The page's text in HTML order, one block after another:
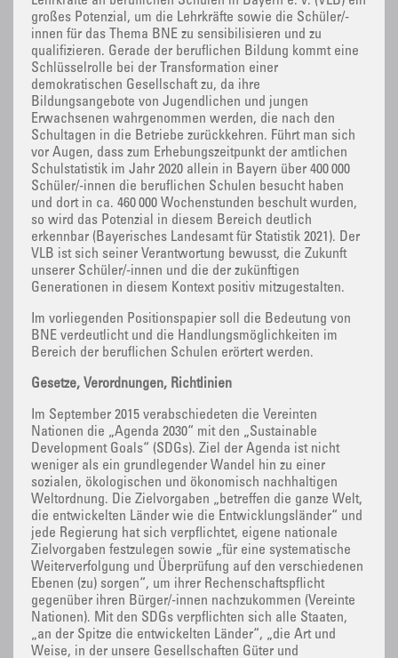
großes Potenzial, um die Lehrkräfte sowie die Schüler/-
innen für das Thema BNE zu sensibilisieren und zu
qualifizieren. Gerade der beruflichen Bildung kommt eine
Schlüsselrolle bei der Transformation einer
demokratischen Gesellschaft zu, da ihre
Bildungsangebote von Jugendlichen und jungen
Erwachsenen wahrgenommen werden, die nach den
Schultagen in die Betriebe zurückkehren. Führt man sich
vor Augen, dass zum Erhebungszeitpunkt der amtlichen
Schulstatistik im Jahr 2020 allein in Bayern über 400 000
Schüler/-innen die beruflichen Schulen besucht haben
und dort in ca. 460 000 Wochenstunden beschult wurden,
so wird das Potenzial in diesem Bereich deutlich
erkennbar (Bayerisches Landesamt für Statistik 2021). Der
VLB ist sich seiner Verantwortung bewusst, die Zukunft
unserer Schüler/-innen und die der zukünftigen
Generationen in diesem Kontext positiv mitzugestalten.
Im vorliegenden Positionspapier soll die Bedeutung von
BNE verdeutlicht und die Handlungsmöglichkeiten im
Bereich der beruflichen Schulen erörtert werden.
Gesetze, Verordnungen, Richtlinien
Im September 2015 verabschiedeten die Vereinten
Nationen die „Agenda 2030“ mit den „Sustainable
Development Goals“ (SDGs). Ziel der Agenda ist nicht
weniger als ein grundlegender Wandel hin zu einer
sozialen, ökologischen und ökonomisch nachhaltigen
Weltordnung. Die Zielvorgaben „betreffen die ganze Welt,
die entwickelten Länder wie die Entwicklungsländer“ und
jede Regierung hat sich verpflichtet, eigene nationale
Zielvorgaben festzulegen sowie „für eine systematische
Weiterverfolgung und Überprüfung auf den verschiedenen
Ebenen (zu) sorgen“, um ihrer Rechenschaftspflicht
gegenüber ihren Bürger/-innen nachzukommen (Vereinte
Nationen). Mit den SDGs verpflichten sich alle Staaten,
„an der Spitze die entwickelten Länder“, „die Art und
Weise, in der unsere Gesellschaften Güter und